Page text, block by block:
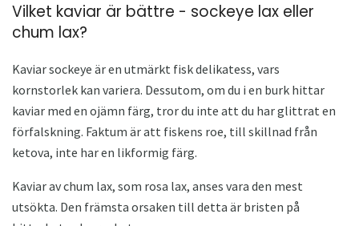
Vilket kaviar är bättre - sockeye lax eller
chum lax?
Kaviar sockeye är en utmärkt fisk delikatess, vars
kornstorlek kan variera. Dessutom, om du i en burk hittar
kaviar med en ojämn färg, tror du inte att du har glittrat en
förfalskning. Faktum är att fiskens roe, till skillnad från
ketova, inte har en likformig färg.
Kaviar av chum lax, som rosa lax, anses vara den mest
utsökta. Den främsta orsaken till detta är bristen på